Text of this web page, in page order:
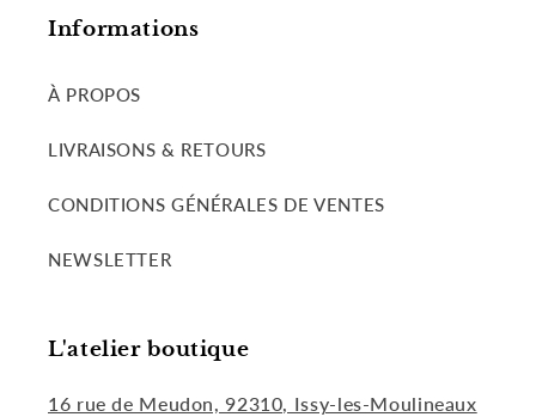
Informations
À PROPOS
LIVRAISONS & RETOURS
CONDITIONS GÉNÉRALES DE VENTES
NEWSLETTER
L'atelier boutique
16 rue de Meudon, 92310, Issy-les-Moulineaux